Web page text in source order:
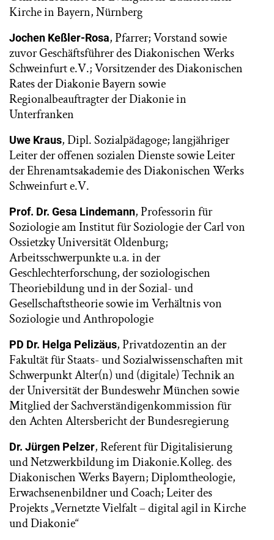
Kirche in Bayern, Nürnberg
Jochen Keßler-Rosa, Pfarrer; Vorstand sowie
zuvor Geschäftsführer des Diakonischen Werks
Schweinfurt e.V.; Vorsitzender des Diakonischen
Rates der Diakonie Bayern sowie
Regionalbeauftragter der Diakonie in
Unterfranken
Uwe Kraus, Dipl. Sozialpädagoge; langjähriger
Leiter der offenen sozialen Dienste sowie Leiter
der Ehrenamtsakademie des Diakonischen Werks
Schweinfurt e.V.
Prof. Dr. Gesa Lindemann, Professorin für
Soziologie am Institut für Soziologie der Carl von
Ossietzky Universität Oldenburg;
Arbeitsschwerpunkte u.a. in der
Geschlechterforschung, der soziologischen
Theoriebildung und in der Sozial- und
Gesellschaftstheorie sowie im Verhältnis von
Soziologie und Anthropologie
PD Dr. Helga Pelizäus, Privatdozentin an der
Fakultät für Staats- und Sozialwissenschaften mit
Schwerpunkt Alter(n) und (digitale) Technik an
der Universität der Bundeswehr München sowie
Mitglied der Sachverständigenkommission für
den Achten Altersbericht der Bundesregierung
Dr. Jürgen Pelzer, Referent für Digitalisierung
und Netzwerkbildung im Diakonie.Kolleg. des
Diakonischen Werks Bayern; Diplomtheologie,
Erwachsenenbildner und Coach; Leiter des
Projekts „Vernetzte Vielfalt – digital agil in Kirche
und Diakonie“